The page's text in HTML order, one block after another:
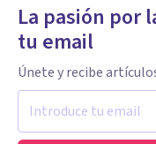
La pasión por
tu email
Únete y recibe